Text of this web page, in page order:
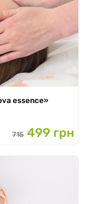
essence»
715 499 грн